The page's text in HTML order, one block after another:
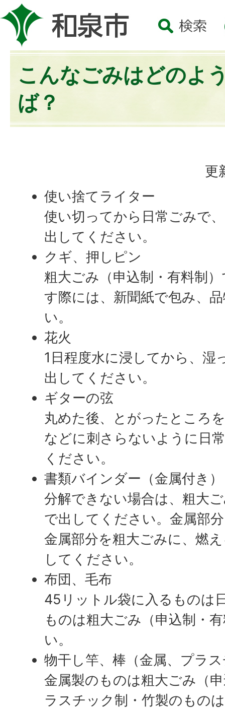
こんなごみはどのよ
ば？
更
使い捨てライター
使い切ってから日常ごみで
出してください。
クギ、押しピン
粗大ごみ（申込制・有料制
す際には、新聞紙で包み、
い。
花火
1日程度水に浸してから、湿
出してください。
ギターの弦
丸めた後、とがったところ
などに刺さらないように日
ください。
書類バインダー（金属付き）
分解できない場合は、粗大
で出してください。金属部
金属部分を粗大ごみに、燃
してください。
布団、毛布
45リットル袋に入るものは
ものは粗大ごみ（申込制・
い。
物干し竿、棒（金属、プラ
金属製のものは粗大ごみ（
ラスチック制・竹製のもの